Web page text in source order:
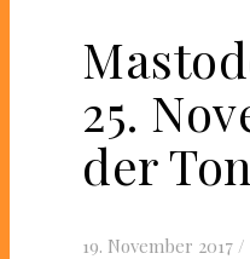
25.
der
19. November 2017 /